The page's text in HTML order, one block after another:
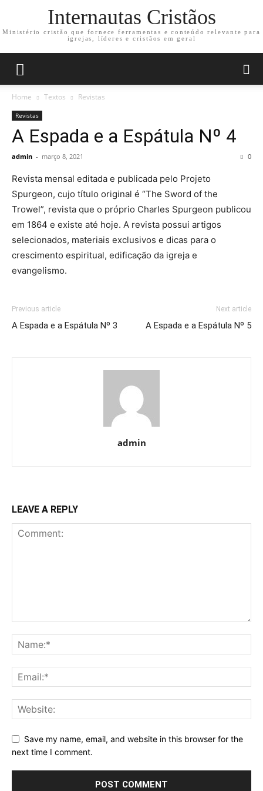
Internautas Cristãos
Ministério cristão que fornece ferramentas e conteúdo relevante para
igrejas, líderes e cristãos em geral
Home Textos Revistas
Revistas
A Espada e a Espátula Nº 4
admin - março 8, 2021 0
Revista mensal editada e publicada pelo Projeto
Spurgeon, cujo título original é “The Sword of the
Trowel”, revista que o próprio Charles Spurgeon publicou
em 1864 e existe até hoje. A revista possui artigos
selecionados, materiais exclusivos e dicas para o
crescimento espiritual, edificação da igreja e
evangelismo.
Previous article
A Espada e a Espátula Nº 3
Next article
A Espada e a Espátula Nº 5
admin
LEAVE A REPLY
Save my name, email, and website in this browser for the
next time I comment.